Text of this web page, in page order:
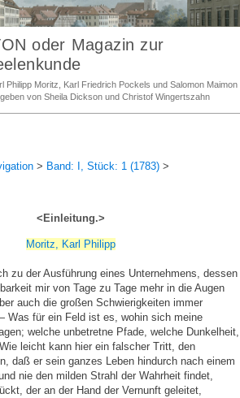
oder Magazin zur
Philipp Moritz, Karl Friedrich Pockels und Salomon Maimon
von Sheila Dickson und Christof Wingertszahn
> Band: I, Stück: 1 (1783) >
<Einleitung.>
Moritz, Karl Philipp
zu der Ausführung eines Unternehmens, dessen
mir von Tage zu Tage mehr in die Augen
auch die großen Schwierigkeiten immer
Was für ein Feld ist es, wohin sich meine
welche unbetretne Pfade, welche Dunkelheit,
leicht kann hier ein falscher Tritt, den
daß er sein ganzes Leben hindurch nach einem
nie den milden Strahl der Wahrheit findet,
der an der Hand der Vernunft geleitet,